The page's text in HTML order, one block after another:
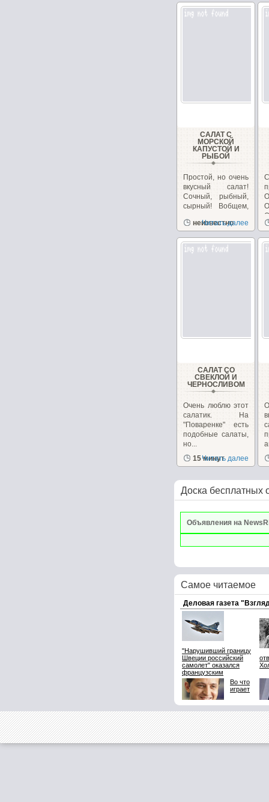
САЛАТ С
МОРСКОЙ
КАПУСТОЙ И
РЫБОЙ
Простой, но очень
вкусный салат!
Сочный, рыбный,
сырный! Вобщем,
удовольствие!...
неизвестно
Читать далее
САЛАТ СО
СВЕКЛОЙ И
ЧЕРНОСЛИВОМ
Очень люблю этот
салатик. На
"Поваренке" есть
подобные салаты,
но...
15 минут
Читать далее
Доска бесплатных
Объявления на
Самое читаемое